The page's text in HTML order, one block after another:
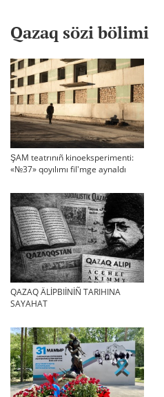
Qazaq sözi bölimi
ŞAM teatrınıñ kinoeksperimenti:
«№37» qoyılımı fil'mge aynaldı
QAZAQ ÄLİPBIİNİÑ TARIHINA
SAYAHAT